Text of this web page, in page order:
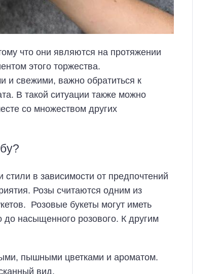
что они являются на протяжении
этого торжества.
и свежими, важно обратиться к
В такой ситуации также можно
со множеством других
в зависимости от предпочтений
Розы считаются одним из
Розовые букеты могут иметь
до насыщенного розового. К другим
пышными цветками и ароматом.
вид.